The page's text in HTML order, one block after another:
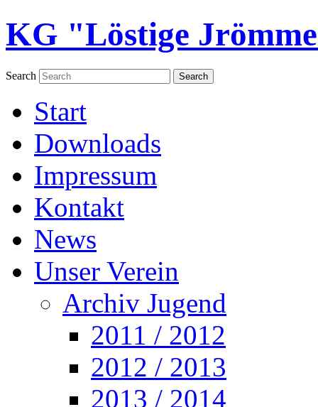
KG "Löstige
Search
Start
Downloads
Impressum
Kontakt
News
Unser Verein
Archiv Jugend
2011 / 2012
2012 / 2013
2013 / 2014